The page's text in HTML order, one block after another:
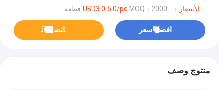
الأسعار：USD3.0-5.0/pc MOQ：2000 قطعة
افضل سعر ﺎﺘﺼﻟ ﺍﻶﻧ
منتوج وصف